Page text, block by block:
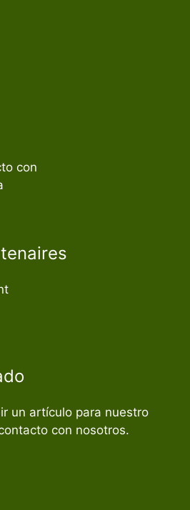
con
un artículo para nuestro
con nosotros.